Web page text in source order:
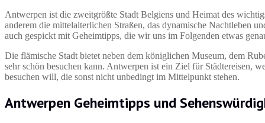
Antwerpen ist die zweitgrößte Stadt Belgiens und Heimat des
anderem die mittelalterlichen Straßen, das dynamische Nachtleben
auch gespickt mit Geheimtipps, die wir uns im Folgenden etwas
Die flämische Stadt bietet neben dem königlichen Museum, dem
sehr schön besuchen kann. Antwerpen ist ein Ziel für Städtereisen,
besuchen will, die sonst nicht unbedingt im Mittelpunkt stehen.
Antwerpen Geheimtipps und